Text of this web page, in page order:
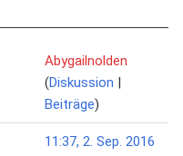
Abygailnolden
(Diskussion |
Beiträge)
11:37, 2. Sep. 2016